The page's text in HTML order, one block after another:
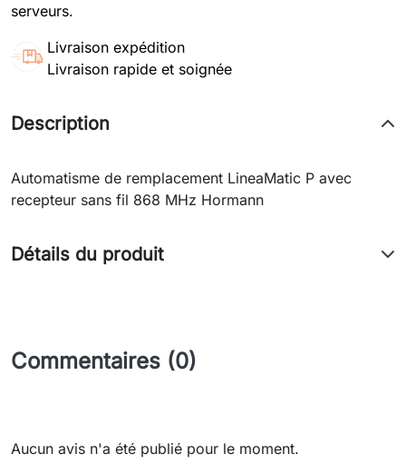
serveurs.
Livraison expédition
Livraison rapide et soignée
Description
Automatisme de remplacement LineaMatic P avec
recepteur sans fil 868 MHz Hormann
Détails du produit
Commentaires (0)
Aucun avis n'a été publié pour le moment.